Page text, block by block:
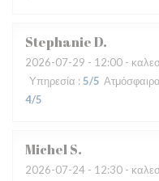
StephanieD
2026-07-29 - 12:00 -
Υπηρεσία : 5/5 Ατμόσφαιρα
4/5
MichelS
2026-07-24 - 12:30 -